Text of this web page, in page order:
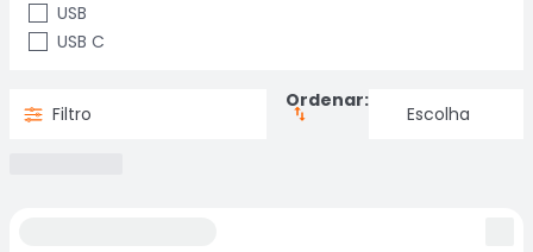
USB
USB C
Filtro
Ordenar: